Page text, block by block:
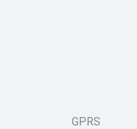
GPRS